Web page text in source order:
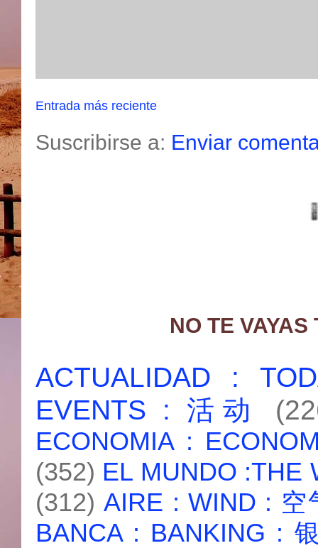
Entrada más reciente
Suscribirse a: Enviar
NO TE
ACTUALIDAD :
EVENTS : 活动
ECONOMIA :
(352) EL MUNDO :THE
(312) AIRE : WIND : 空
BANCA : BANKING :